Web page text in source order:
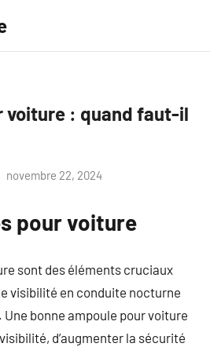
voiture : quand faut-il
novembre 22, 2024
pour voiture
sont des éléments cruciaux
visibilité en conduite nocturne
bonne ampoule pour voiture
d’augmenter la sécurité